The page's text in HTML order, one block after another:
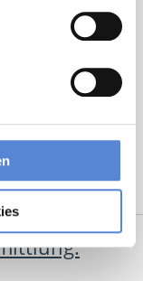
Im Übrigen
gelesen